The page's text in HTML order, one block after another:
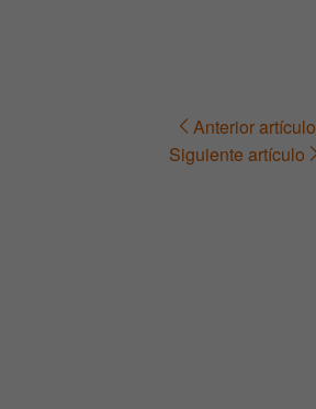
Navegación Anterior artículo
Siguiente artículo